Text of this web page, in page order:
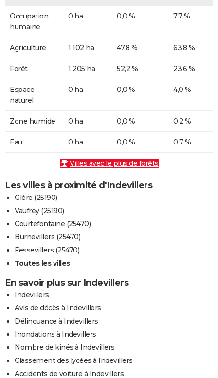
Occupation
humaine
0 ha 0,0 % 7,7 %
Agriculture 1 102 ha 47,8 % 63,8 %
Forêt 1 205 ha 52,2 % 23,6 %
Espace
naturel
0 ha 0,0 % 4,0 %
Zone humide 0 ha 0,0 % 0,2 %
Eau 0 ha 0,0 % 0,7 %
Villes avec le plus de forêts
Les villes à proximité d'Indevillers
Glère (25190)
Vaufrey (25190)
Courtefontaine (25470)
Burnevillers (25470)
Fessevillers (25470)
Toutes les villes
En savoir plus sur Indevillers
Indevillers
Avis de décès à Indevillers
Délinquance à Indevillers
Inondations à Indevillers
Nombre de kinés à Indevillers
Classement des lycées à Indevillers
Accidents de voiture à Indevillers